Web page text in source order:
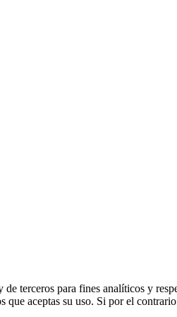
terceros para fines analíticos y
aceptas su uso. Si por el